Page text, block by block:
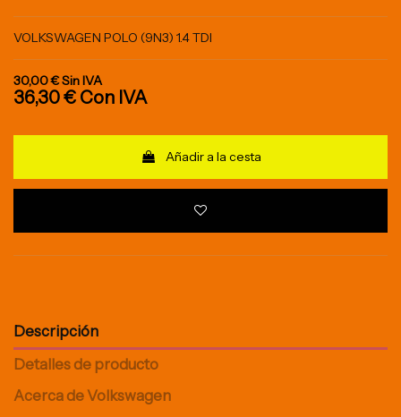
VOLKSWAGEN POLO (9N3) 1.4 TDI
30,00 €Sin IVA
36,30 € Con IVA
Añadir a la cesta
Descripción
Detalles de producto
Acerca de Volkswagen